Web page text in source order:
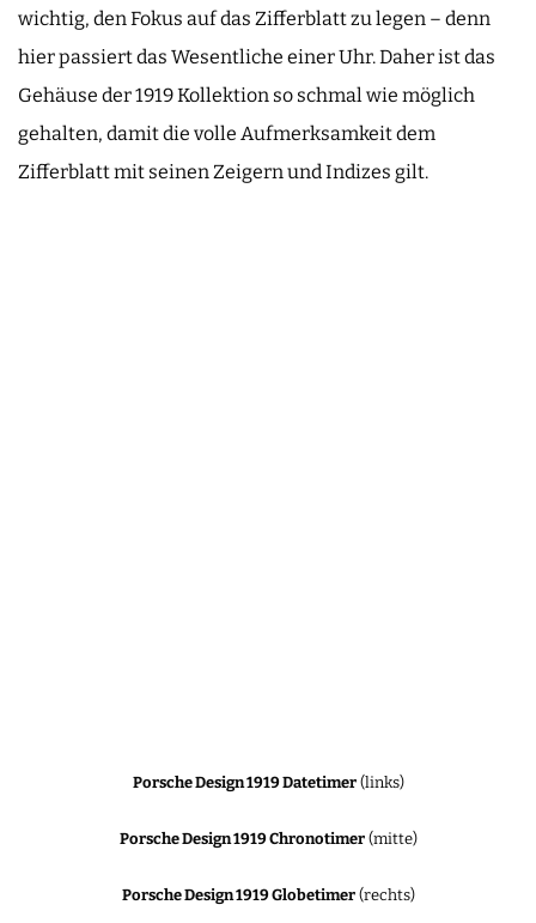
wichtig, den Fokus auf das Zifferblatt zu legen – denn
hier passiert das Wesentliche einer Uhr. Daher ist das
Gehäuse der 1919 Kollektion so schmal wie möglich
gehalten, damit die volle Aufmerksamkeit dem
Zifferblatt mit seinen Zeigern und Indizes gilt.
Porsche Design 1919 Datetimer(links)
Porsche Design 1919 Chronotimer(mitte)
Porsche Design 1919 Globetimer(rechts)